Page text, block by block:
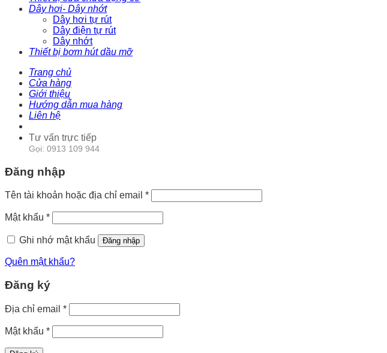
Dây hơi- Dây nhớt
Dây hơi tự rút
Dây điện tự rút
Dây nhớt
Thiết bị bơm hút dầu mỡ
Trang chủ
Cửa hàng
Giới thiệu
Hướng dẫn mua hàng
Liên hệ
Tư vấn trực tiếp
Gọi: 0913 109 944
Đăng nhập
Tên tài khoản hoặc địa chỉ email *
Mật khẩu *
Ghi nhớ mật khẩu Đăng nhập
Quên mật khẩu?
Đăng ký
Địa chỉ email *
Mật khẩu *